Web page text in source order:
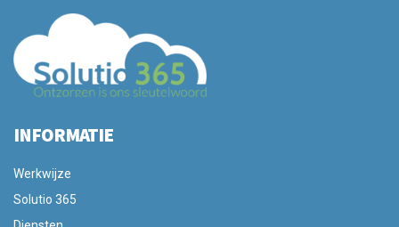
INFORMATIE
Werkwijze
Solutio 365